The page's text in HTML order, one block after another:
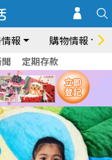
報 購物情報
定期存款